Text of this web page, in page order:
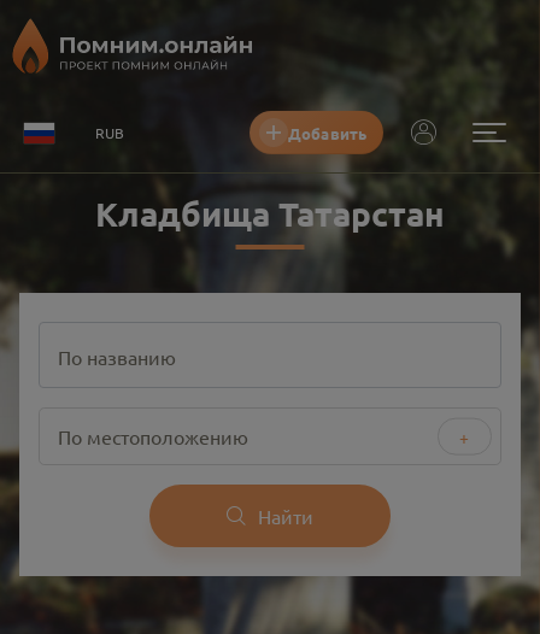
RUB Добавить
Кладбища Татарстан
По названию
+
По местоположению
Найти